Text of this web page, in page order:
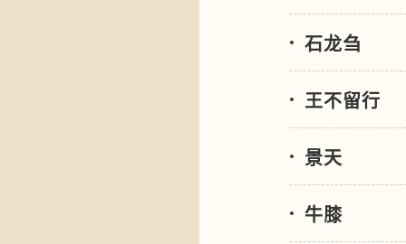
石龙刍
王不留行
景天
牛膝